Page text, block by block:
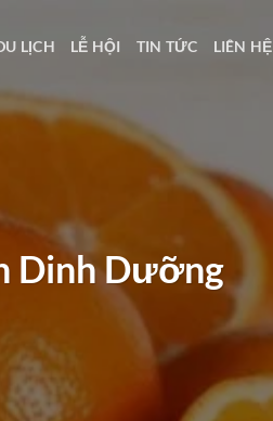
LỊCH LỄ HỘI TIN TỨC LIÊN HỆ
Dinh Dưỡng